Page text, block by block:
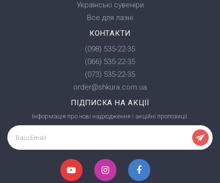
Українські сувеніри
Все для лазні
КОНТАКТИ
(098) 535-22-35
(066) 535-22-35
(073) 535-22-35
order@shkura.com.ua
ПІДПИСКА НА АКЦІЇ
Інформація про нові надходження і акційні пропозиції.